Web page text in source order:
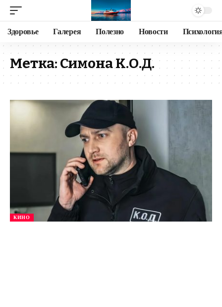
Здоровье Галерея Полезно Новости
Метка: Симона К.О.Д.
КИНО